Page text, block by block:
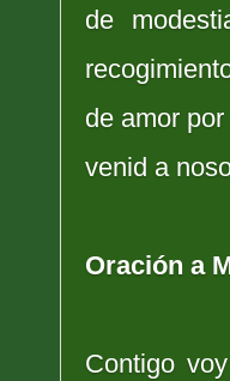
de
de amor
venid a
Oración a
Contigo